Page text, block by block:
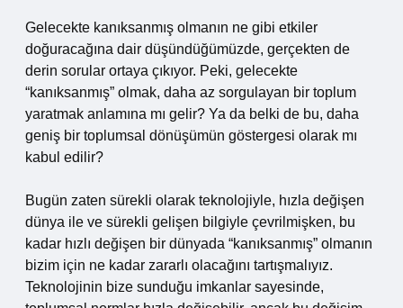
Gelecekte kanıksanmış olmanın ne gibi etkiler
doğuracağına dair düşündüğümüzde, gerçekten de
derin sorular ortaya çıkıyor. Peki, gelecekte
“kanıksanmış” olmak, daha az sorgulayan bir toplum
yaratmak anlamına mı gelir? Ya da belki de bu, daha
geniş bir toplumsal dönüşümün göstergesi olarak mı
kabul edilir?
Bugün zaten sürekli olarak teknolojiyle, hızla değişen
dünya ile ve sürekli gelişen bilgiyle çevrilmişken, bu
kadar hızlı değişen bir dünyada “kanıksanmış” olmanın
bizim için ne kadar zararlı olacağını tartışmalıyız.
Teknolojinin bize sunduğu imkanlar sayesinde,